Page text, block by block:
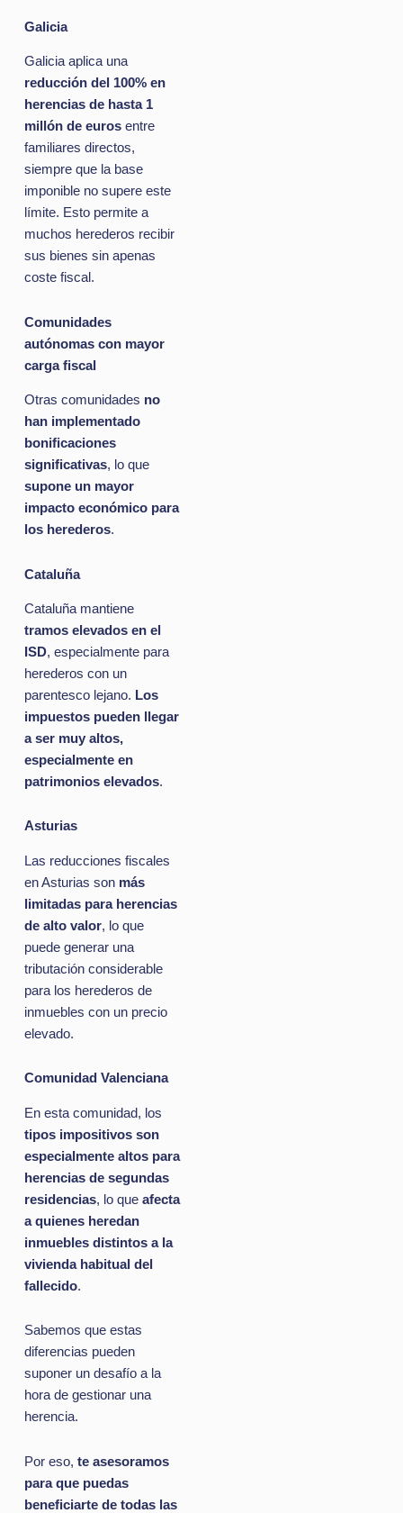
Galicia
Galicia aplica una
reducción del 100% en
herencias de hasta 1
millón de eurosentre
familiares directos,
siempre que la base
imponible no supere este
límite. Esto permite a
muchos herederos recibir
sus bienes sin apenas
coste fiscal.
Comunidades
autónomas con mayor
carga fiscal
Otras comunidades no
han implementado
bonificaciones
significativas, lo que
supone un mayor
impacto económico para
los herederos.
Cataluña
Cataluña mantiene
tramos elevados en el
ISD, especialmente para
herederos con un
parentesco lejano. Los
impuestos pueden llegar
a ser muy altos,
especialmente en
patrimonios elevados.
Asturias
Las reducciones fiscales
en Asturias son más
limitadas para herencias
de alto valor, lo que
puede generar una
tributación considerable
para los herederos de
inmuebles con un precio
elevado.
Comunidad Valenciana
En esta comunidad, los
tipos impositivos son
especialmente altos para
herencias de segundas
residencias, lo que afecta
a quienes heredan
inmuebles distintos a la
vivienda habitual del
fallecido.
Sabemos que estas
diferencias pueden
suponer un desafío a la
hora de gestionar una
herencia.
Por eso, te asesoramos
para que puedas
beneficiarte de todas las